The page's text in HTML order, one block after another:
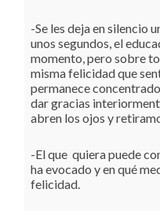
-Se les deja en silencio
unos segundos, el
momento, pero sobre
misma felicidad que
permanece
dar gracias
abren los ojos y
-El que quiera puede
ha evocado y en qué
felicidad.